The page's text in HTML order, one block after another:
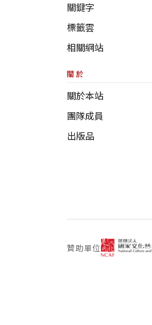
關鍵字
標籤雲
相關網站
關於
關於本站
團隊成員
出版品
贊助單位